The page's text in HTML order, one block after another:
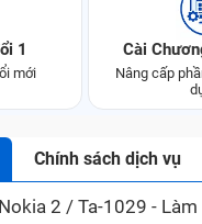
1
mới
Cài
Nâng cấp
Chính sách dịch vụ
2 / Ta-1029 -